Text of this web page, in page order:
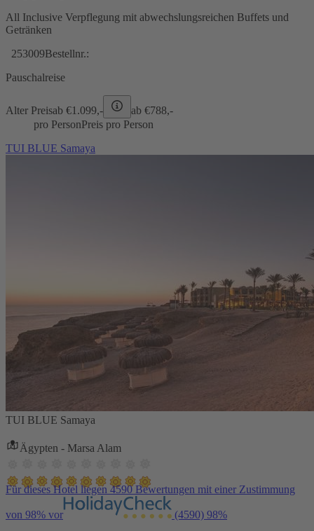
All Inclusive Verpflegung mit abwechslungsreichen Buffets und
Getränken
253009Bestellnr.:
Pauschalreise
Alter Preisab €1.099,- ab €788,-
pro PersonPreis pro Person
TUI BLUE Samaya
TUI BLUE Samaya
Ägypten - Marsa Alam
Für dieses Hotel liegen 4590 Bewertungen mit einer Zustimmung
von 98% vor (4590) 98%